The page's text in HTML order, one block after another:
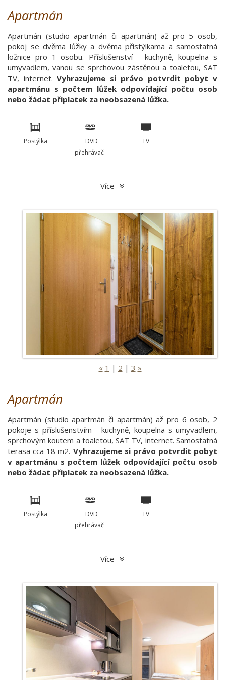
Apartmán
Apartmán (studio apartmán či apartmán) až pro 5 osob,
pokoj se dvěma lůžky a dvěma přistýlkama a samostatná
ložnice pro 1 osobu. Příslušenství - kuchyně, koupelna s
umyvadlem, vanou se sprchovou zástěnou a toaletou, SAT
TV, internet.Vyhrazujeme si právo potvrdit pobyt v
apartmánu s počtem lůžek odpovídající počtu osob
nebo žádat příplatek za neobsazená lůžka.
Postýlka
DVD
přehrávač
TV
Více
« 1 | 2 | 3 »
Apartmán
Apartmán (studio apartmán či apartmán) až pro 6 osob, 2
pokoje s příslušenstvím - kuchyně, koupelna s umyvadlem,
sprchovým koutem a toaletou, SAT TV, internet. Samostatná
terasa cca 18 m2. Vyhrazujeme si právo potvrdit pobyt
v apartmánu s počtem lůžek odpovídající počtu osob
nebo žádat příplatek za neobsazená lůžka.
Postýlka
DVD
přehrávač
TV
Více